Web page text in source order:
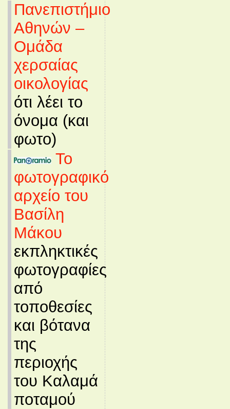
Πανεπιστήμιο
Αθηνών –
Ομάδα
χερσαίας
οικολογίας
ότι λέει το
όνομα (και
φωτο)
Το
φωτογραφικό
αρχείο του
Βασίλη
Μάκου
εκπληκτικές
φωτογραφίες
από
τοποθεσίες
και βότανα
της
περιοχής
του Καλαμά
ποταμού